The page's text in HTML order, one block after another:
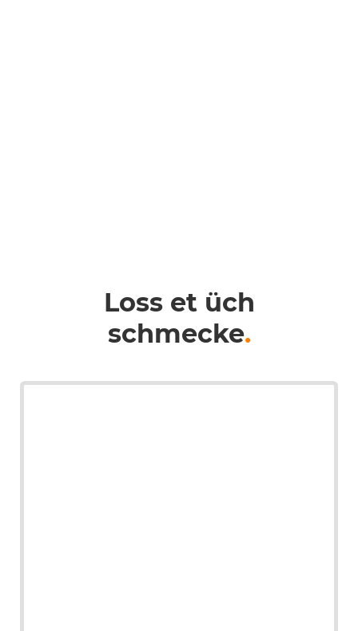
Loss et üch
schmecke.